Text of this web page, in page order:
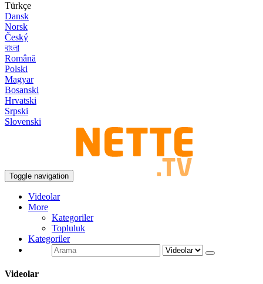
Türkçe
Dansk
Norsk
Český
বাংলা
Română
Polski
Magyar
Bosanski
Hrvatski
Srpski
Slovenski
Toggle navigation
Videolar
More
Kategoriler
Topluluk
Kategoriler
Videolar